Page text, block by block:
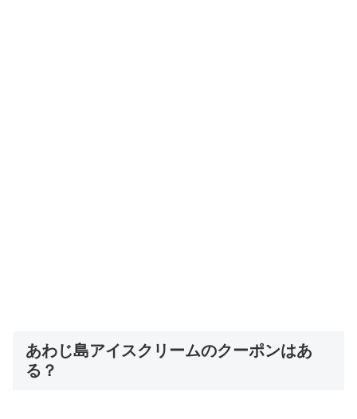
あわじ島アイスクリームのクーポンはあ
る？